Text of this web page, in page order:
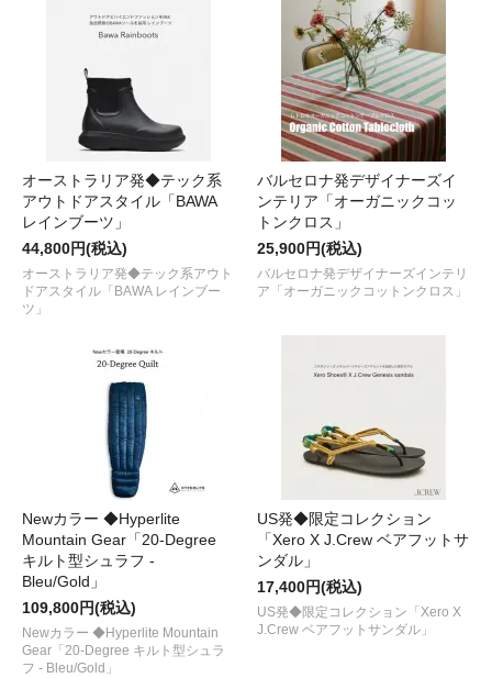
オーストラリア発◆テック系
アウトドアスタイル「BAWA
レインブーツ」
44,800円(税込)
オーストラリア発◆テック系アウト
ドアスタイル「BAWA レインブー
ツ」
バルセロナ発デザイナーズイ
ンテリア「オーガニックコッ
トンクロス」
25,900円(税込)
バルセロナ発デザイナーズインテリ
ア「オーガニックコットンクロス」
Newカラー ◆Hyperlite
Mountain Gear「20-Degree
キルト型シュラフ -
Bleu/Gold」
109,800円(税込)
Newカラー ◆Hyperlite Mountain
Gear「20-Degree キルト型シュラ
フ - Bleu/Gold」
US発◆限定コレクション
「Xero X J.Crew ベアフットサ
ンダル」
17,400円(税込)
US発◆限定コレクション「Xero X
J.Crew ベアフットサンダル」